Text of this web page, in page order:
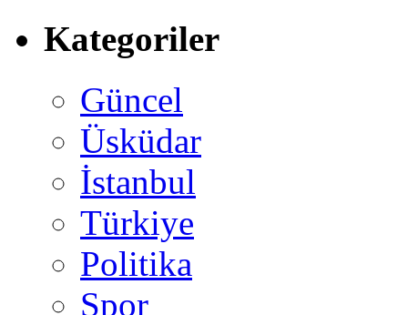
Kategoriler
Güncel
Üsküdar
İstanbul
Türkiye
Politika
Spor